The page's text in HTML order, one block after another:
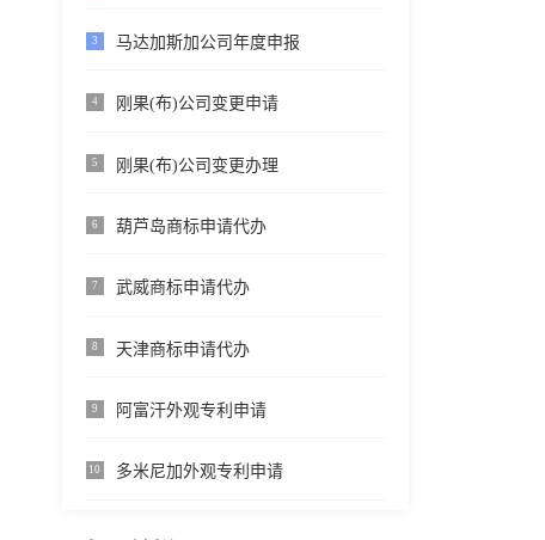
3 马达加斯加公司年度申报
4 刚果(布)公司变更申请
5 刚果(布)公司变更办理
6 葫芦岛商标申请代办
7 武威商标申请代办
8 天津商标申请代办
9 阿富汗外观专利申请
10 多米尼加外观专利申请